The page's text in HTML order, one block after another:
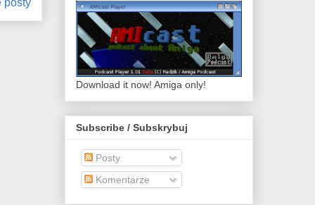
posty
Download it now! Amiga only!
Subscribe / Subskrybuj
Posty
Komentarze